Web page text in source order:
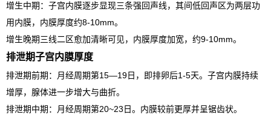
增生中期：子宫内膜逐步显现三条强回声线，其间低回声区为两层功
用内膜，内膜厚度约8-10mm。
增生晚期三线二区愈加清晰可见，内膜厚度加宽，约9-10mm。
排泄期子宫内膜厚度
排泄期前期：月经周期第15—19日，即排卵后1-5天。子宫内膜持续
增厚，腺体进一步增大与曲折。
排泄期中期：月经周期第20~23日。内膜较前更厚并呈锯齿状。